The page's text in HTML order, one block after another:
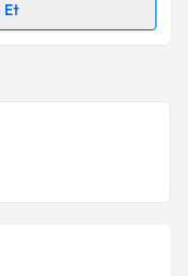
Et
bilgilendireceğiz.